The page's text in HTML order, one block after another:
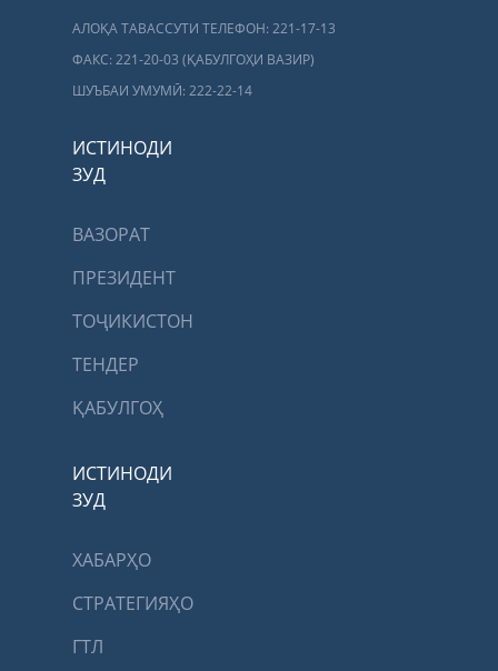
АЛОҚА ТАВАССУТИ ТЕЛЕФОН: 221-17-13
ФАКС: 221-20-03 (ҚАБУЛГОҲИ ВАЗИР)
ШУЪБАИ УМУМӢ: 222-22-14
ИСТИНОДИ
ЗУД
ВАЗОРАТ
ПРЕЗИДЕНТ
ТОҶИКИСТОН
ТЕНДЕР
ҚАБУЛГОҲ
ИСТИНОДИ
ЗУД
ХАБАРҲО
СТРАТЕГИЯҲО
ГТЛ